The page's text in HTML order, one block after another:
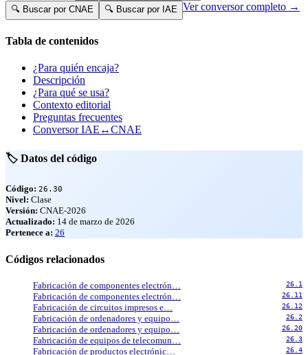
🔍 Buscar por CNAE 🔍 Buscar por IAE Ver conversor completo →
Tabla de contenidos
¿Para quién encaja?
Descripción
¿Para qué se usa?
Contexto editorial
Preguntas frecuentes
Conversor IAE↔CNAE
🏷️ Datos del código
Código: 26.30
Nivel: Clase
Versión: CNAE-2026
Actualizado: 14 de marzo de 2026
Pertenece a: 26
Códigos relacionados
Fabricación de componentes electrón… 26.1
Fabricación de componentes electrón… 26.11
Fabricación de circuitos impresos e… 26.12
Fabricación de ordenadores y equipo… 26.2
Fabricación de ordenadores y equipo… 26.20
Fabricación de equipos de telecomun… 26.3
Fabricación de productos electrónic… 26.4